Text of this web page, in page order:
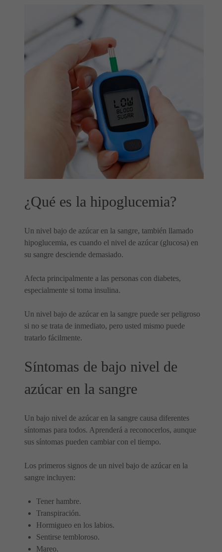
¿Qué es la hipoglucemia?
Un nivel bajo de azúcar en la sangre, también llamado
hipoglucemia, es cuando el nivel de azúcar (glucosa) en
su sangre desciende demasiado.
Afecta principalmente a las personas con diabetes,
especialmente si toma insulina.
Un nivel bajo de azúcar en la sangre puede ser peligroso
si no se trata de inmediato, pero usted mismo puede
tratarlo fácilmente.
Síntomas de bajo nivel de
azúcar en la sangre
Un bajo nivel de azúcar en la sangre causa diferentes
síntomas para todos. Aprenderá a reconocerlos, aunque
sus síntomas pueden cambiar con el tiempo.
Los primeros signos de un nivel bajo de azúcar en la
sangre incluyen:
Tener hambre.
Transpiración.
Hormigueo en los labios.
Sentirse tembloroso.
Mareo.